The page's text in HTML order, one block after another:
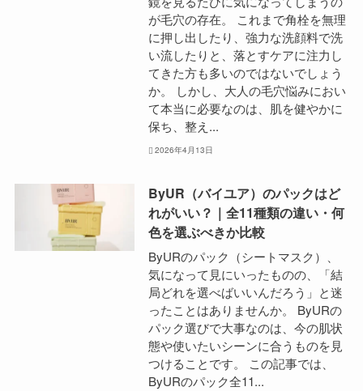
が毛穴の存在。 これまで角栓を無理
に押し出したり、強力な洗顔料で洗
い流したりと、落とすケアに注力し
てきた方も多いのではないでしょう
か。 しかし、大人の毛穴悩みにおい
て本当に必要なのは、肌を健やかに
保ち、整え...
2026年4月13日
ByUR（バイユア）のパックはど
れがいい？｜全11種類の違い・何
色を選ぶべきか比較
ByURのパック（シートマスク）、
気になって見にいったものの、「結
局どれを選べばいいんだろう」と迷
ったことはありませんか。 ByURの
パック選びで大事なのは、今の肌状
態や使いたいシーンに合うものを見
つけることです。 この記事では、
ByURのパック全11...